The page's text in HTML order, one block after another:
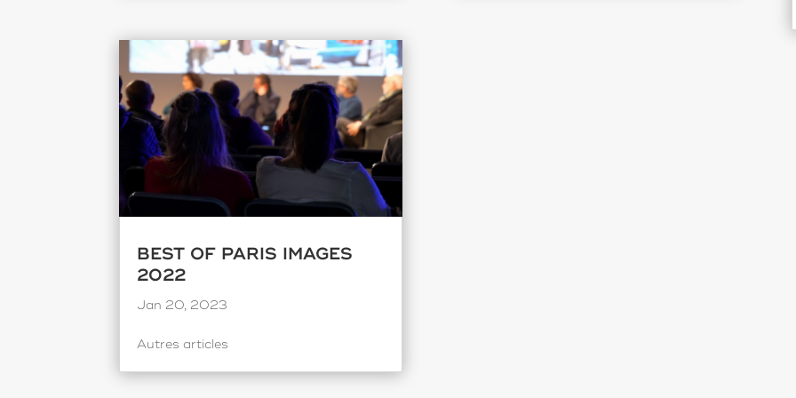
BEST OF PARIS IMAGES
2022
Jan 20, 2023
Autres articles